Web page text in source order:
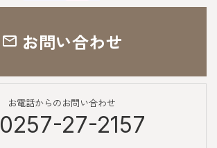
お問い合わせ
お電話からのお問い合わせ
0257-27-2157